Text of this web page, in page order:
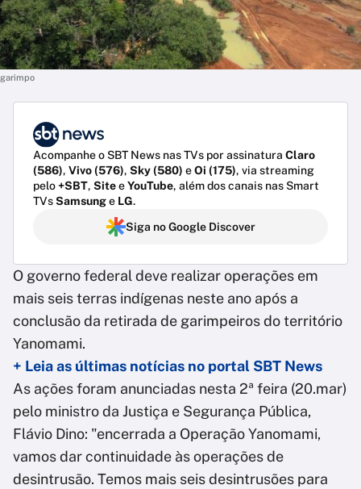
garimpo
Acompanhe o SBT News nas TVs por assinatura Claro
(586), Vivo (576), Sky (580) eOi (175), via streaming
pelo+SBT, SiteeYouTube, além dos canais nas Smart
TVsSamsunge LG.
Siga no Google Discover
O governo federal deve realizar operações em
mais seis terras indígenas neste ano após a
conclusão da retirada de garimpeiros do território
Yanomami.
+ Leia as últimas notícias no portal SBT News
As ações foram anunciadas nesta 2ª feira (20.mar)
pelo ministro da Justiça e Segurança Pública,
Flávio Dino: "encerrada a Operação Yanomami,
vamos dar continuidade às operações de
desintrusão. Temos mais seis desintrusões para